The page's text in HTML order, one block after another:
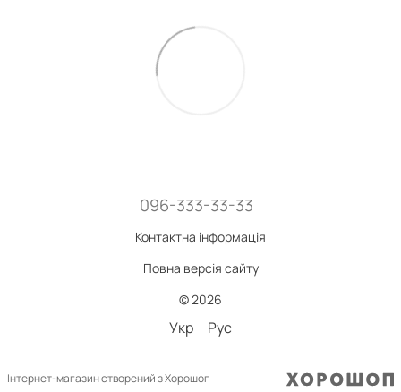
096-333-33-33
Контактна інформація
Повна версія сайту
© 2026
Укр Рус
Інтернет-магазин створений з Хорошоп